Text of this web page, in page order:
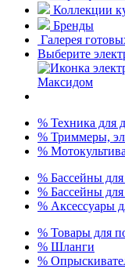
Коллекции
Бренды
Галерея
Выберите
% Техника для
% Триммеры,
%
% Бассейны
% Бассейны для
% Аксессуары
% Товары для
% Шланги
%